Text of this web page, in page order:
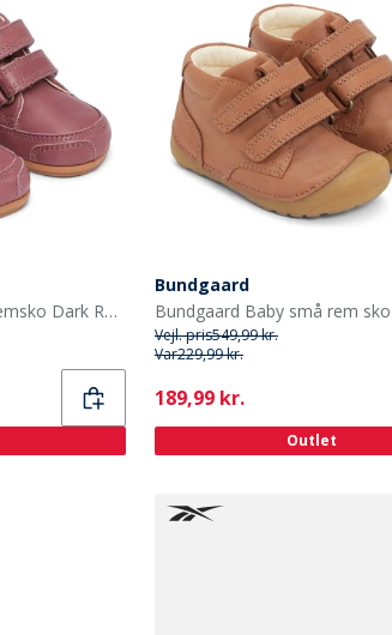
Bundgaard Babysko II remsko Dark Rose Ws
Bundgaard
Vejl. pris549,99 kr.
Var229,99 kr.
Current
189,99 kr.
Outlet